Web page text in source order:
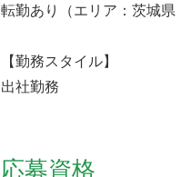
転勤あり（エリア：茨城
【勤務スタイル】
出社勤務
応募資格